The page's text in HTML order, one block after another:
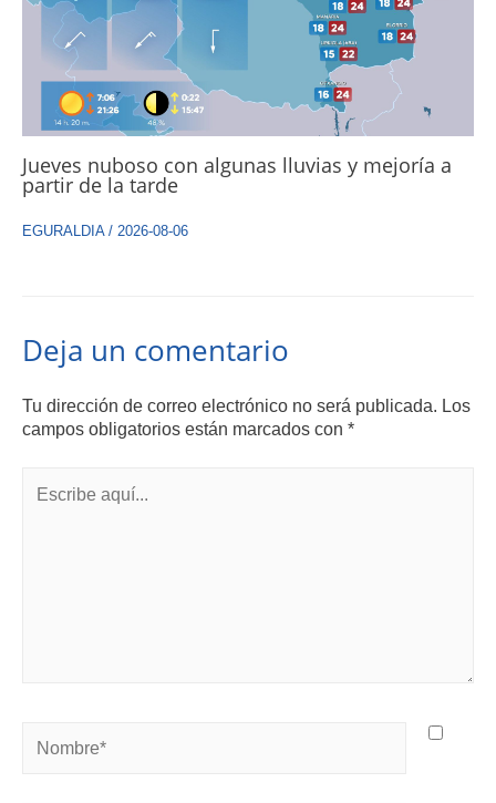
Jueves nuboso con algunas lluvias y mejoría a
partir de la tarde
EGURALDIA/ 2026-08-06
Deja un comentario
Tu dirección de correo electrónico no será publicada. Los
campos obligatorios están marcados con *